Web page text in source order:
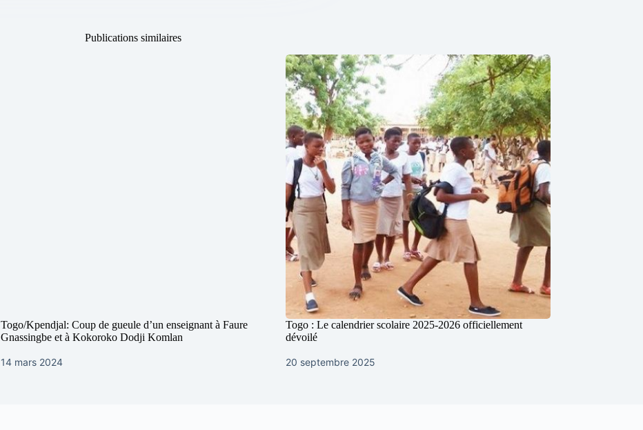
Publications similaires
Togo/Kpendjal: Coup de gueule d’un enseignant à Faure
Gnassingbe et à Kokoroko Dodji Komlan
14 mars 2024
Togo : Le calendrier scolaire 2025-2026 officiellement
dévoilé
20 septembre 2025